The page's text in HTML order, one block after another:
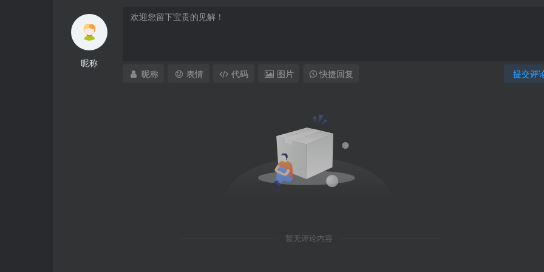
昵称
提交评
昵称 表情 代码 图片 快捷回复
暂无评论内容